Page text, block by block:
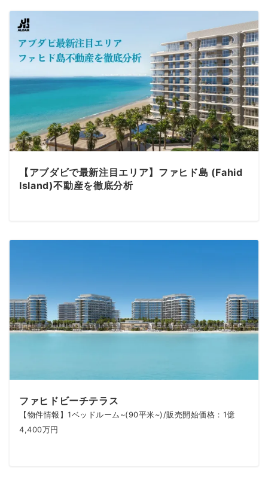
【アブダビで最新注目エリア】ファヒド島 (Fahid
Island)不動産を徹底分析
ファヒドビーチテラス
【物件情報】1ベッドルーム~(90平米~)/販売開始価格：1億
4,400万円